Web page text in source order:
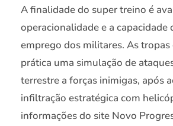
A finalidade do super treino é
operacionalidade e a capacidade
emprego dos militares. As tropas
prática uma simulação de
terrestre a forças inimigas, após
infiltração estratégica com
informações do site Novo